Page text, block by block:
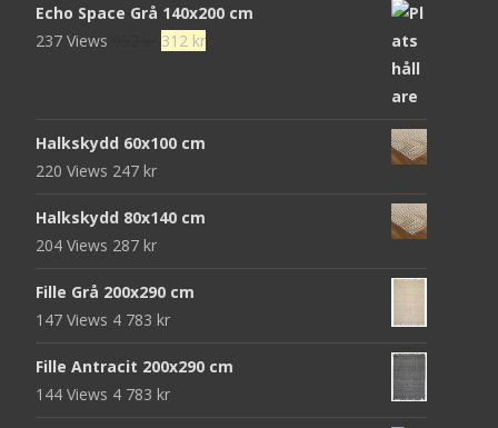
Echo Space Grå 140x200 cm
237 Views
Det
952 kr.
312 krDet
Halkskydd 60x100 cm
220 Views 247 kr
Halkskydd 80x140 cm
204 Views 287 kr
Fille Grå 200x290 cm
147 Views 4 783 kr
Fille Antracit 200x290 cm
144 Views 4 783 kr